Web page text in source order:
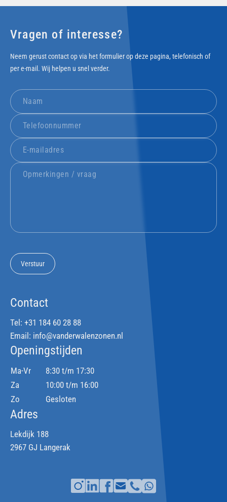
Vragen of interesse?
Neem gerust contact op via het formulier op deze pagina, telefonisch of
per e-mail. Wij helpen u snel verder.
Verstuur
Contact
Tel: +31 184 60 28 88
Email: info@vanderwalenzonen.nl
Openingstijden
Ma-Vr
8:30 t/m 17:30
Za
10:00 t/m 16:00
Zo
Gesloten
Adres
Lekdijk 188
2967 GJ Langerak